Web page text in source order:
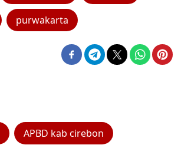
purwakarta
APBD kab cirebon